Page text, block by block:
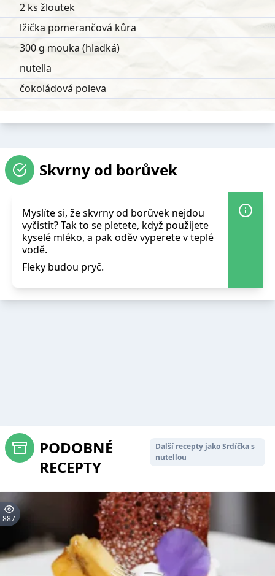
2 ks žloutek
lžička pomerančová kůra
300 g mouka (hladká)
nutella
čokoládová poleva
Skvrny od borůvek
Myslíte si, že skvrny od borůvek nejdou
vyčistit? Tak to se pletete, když použijete
kyselé mléko, a pak oděv vyperete v teplé
vodě.
Fleky budou pryč.
PODOBNÉ
RECEPTY
Další recepty jako Srdíčka s
nutellou
887